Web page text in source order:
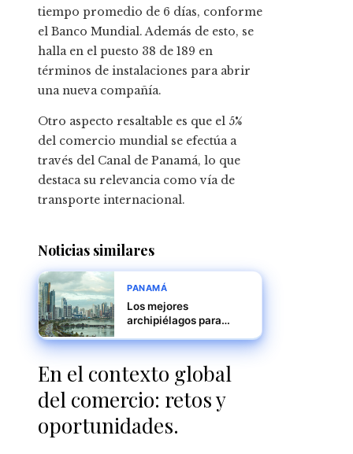
tiempo promedio de 6 días, conforme
el Banco Mundial. Además de esto, se
halla en el puesto 38 de 189 en
términos de instalaciones para abrir
una nueva compañía.
Otro aspecto resaltable es que el 5%
del comercio mundial se efectúa a
través del Canal de Panamá, lo que
destaca su relevancia como vía de
transporte internacional.
Noticias similares
PANAMÁ
Los mejores
archipiélagos para
En el contexto global
del comercio: retos y
oportunidades.